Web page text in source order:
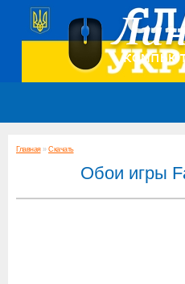
Главная» Скачать
Обои игры